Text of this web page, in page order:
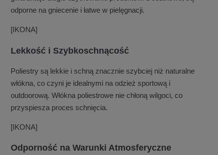
odporne na gniecenie i łatwe w pielęgnacji.
[IKONA]
Lekkość i Szybkoschnącość
Poliestry są lekkie i schną znacznie szybciej niż naturalne
włókna, co czyni je idealnymi na odzież sportową i
outdoorową. Włókna poliestrowe nie chłoną wilgoci, co
przyspiesza proces schnięcia.
[IKONA]
Odporność na Warunki Atmosferyczne